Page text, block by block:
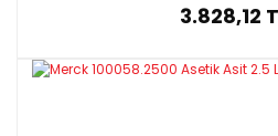
3.828,12